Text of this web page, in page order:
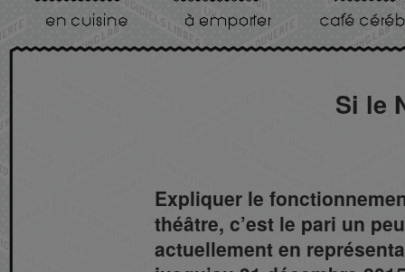
Si le
Expliquer le
théâtre, c’est le pari un
actuellement en